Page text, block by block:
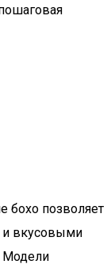
бохо позволяет
вкусовыми
Модели